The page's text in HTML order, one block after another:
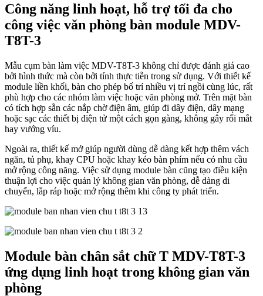
Công năng linh hoạt, hỗ trợ tối đa cho
công việc văn phòng bàn module MDV-
T8T-3
Mẫu cụm bàn làm việc MDV-T8T-3 không chỉ được đánh giá cao
bởi hình thức mà còn bởi tính thực tiễn trong sử dụng. Với thiết kế
module liền khối, bàn cho phép bố trí nhiều vị trí ngồi cùng lúc, rất
phù hợp cho các nhóm làm việc hoặc văn phòng mở. Trên mặt bàn
có tích hợp sẵn các nắp chờ điện âm, giúp đi dây điện, dây mạng
hoặc sạc các thiết bị điện tử một cách gọn gàng, không gây rối mắt
hay vướng víu.
Ngoài ra, thiết kế mở giúp người dùng dễ dàng kết hợp thêm vách
ngăn, tủ phụ, khay CPU hoặc khay kéo bàn phím nếu có nhu cầu
mở rộng công năng. Việc sử dụng module bàn cũng tạo điều kiện
thuận lợi cho việc quản lý không gian văn phòng, dễ dàng di
chuyển, lắp ráp hoặc mở rộng thêm khi công ty phát triển.
Module bàn chân sắt chữ T MDV-T8T-3
ứng dụng linh hoạt trong không gian văn
phòng